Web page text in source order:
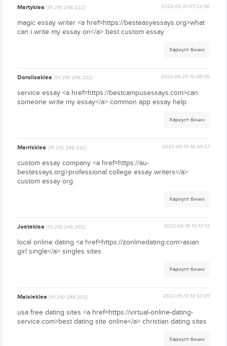
Martyklea[91.210.248.222] 2022-09-21 07:22:06
magic essay writer <a href=https://besteasyessays.org>what
can i write my essay on</a> best custom essay
Хариулт бичих
Dorolisaklea[91.210.248.222] 2022-09-20 13:08:05
service essay <a href=https://bestcampusessays.com>can
someone write my essay</a> common app essay help
Хариулт бичих
Marrisklea[91.210.248.222] 2022-09-19 18:04:57
custom essay company <a href=https://au-
bestessays.org>professional college essay writers</a>
custom essay org
Хариулт бичих
Joeteklea[91.210.248.203] 2022-09-19 14:51:13
local online dating <a href=https://zonlinedating.com>asian
girl single</a> singles sites
Хариулт бичих
Maisieklea[91.210.248.203] 2022-09-17 14:57:09
usa free dating sites <a href=https://virtual-online-dating-
service.com>best dating site online</a> christian dating sites
Хариулт бичих